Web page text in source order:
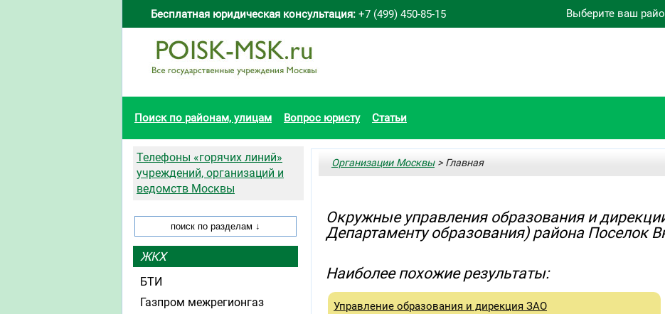
Выберите ваш
Бесплатная юридическая консультация: +7 (499) 450-85-15
Поиск по районам, улицам Вопрос юристу Статьи
Организации Москвы> Главная
Окружные управления образования и
Департаменту образования) района Поселок
Наиболее похожие результаты:
Управление образования и дирекция ЗАО
Телефоны «горячих линий»
учреждений, организаций и
ведомств Москвы
ЖКХ
БТИ
Газпром межрегионгаз